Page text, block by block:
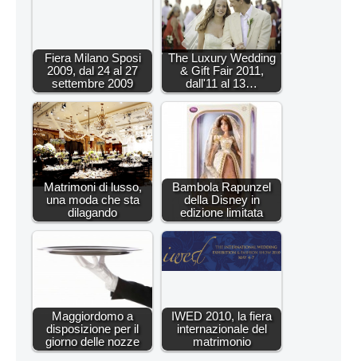
Fiera Milano Sposi
2009, dal 24 al 27
settembre 2009
The Luxury Wedding
& Gift Fair 2011,
dall'11 al 13…
Matrimoni di lusso,
una moda che sta
dilagando
Bambola Rapunzel
della Disney in
edizione limitata
Maggiordomo a
disposizione per il
giorno delle nozze
IWED 2010, la fiera
internazionale del
matrimonio